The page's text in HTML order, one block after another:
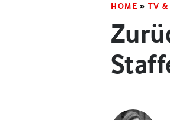
HOME » TV